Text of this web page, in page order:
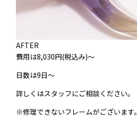
AFTER
費用は8,030円(税込み)～
日数は9日～
詳しくはスタッフにご相談ください。
※修理できないフレームがございます。